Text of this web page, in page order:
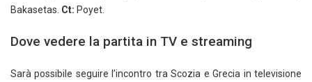
Bakasetas. Ct: Poyet.
Dove vedere la partita in TV e streaming
Sarà possibile seguire l’incontro tra Scozia e Grecia in televisione